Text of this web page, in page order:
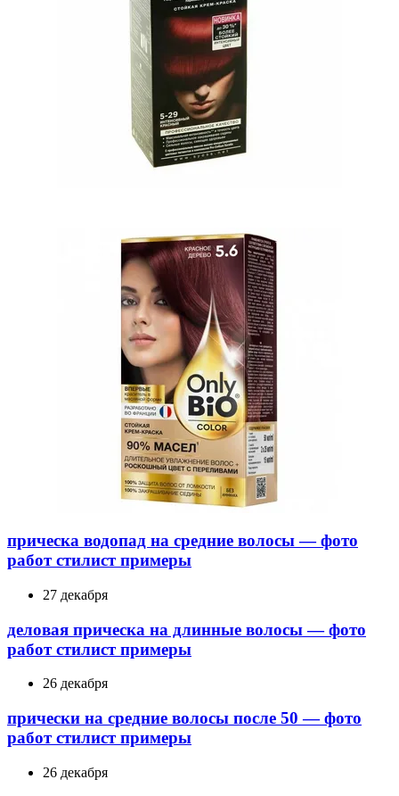
прическа водопад на средние волосы — фото
работ стилист примеры
27 декабря
деловая прическа на длинные волосы — фото
работ стилист примеры
26 декабря
прически на средние волосы после 50 — фото
работ стилист примеры
26 декабря